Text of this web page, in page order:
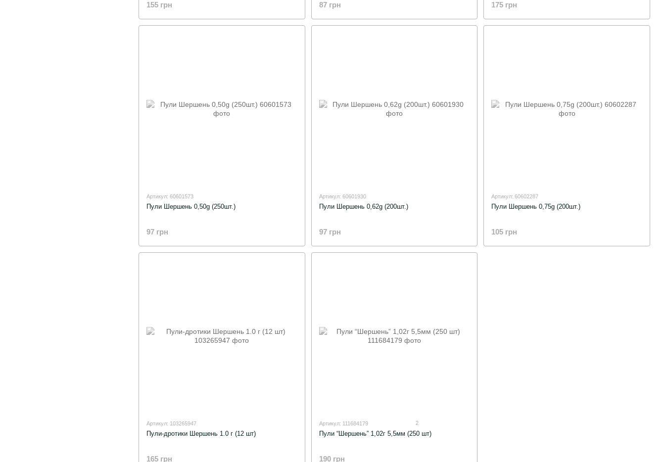
155 грн 87 грн 175 грн
Артикул: 60601573
Пули Шершень 0,50g (250шт.)
97 грн
Артикул: 60601930
Пули Шершень 0,62g (200шт.)
97 грн
Артикул: 60602287
Пули Шершень 0,75g (200шт.)
105 грн
Артикул: 103265947
Пули-дротики Шершень 1.0 г (12 шт)
165 грн
Артикул: 111684179 2
Пули “Шершень” 1,02г 5,5мм (250 шт)
190 грн